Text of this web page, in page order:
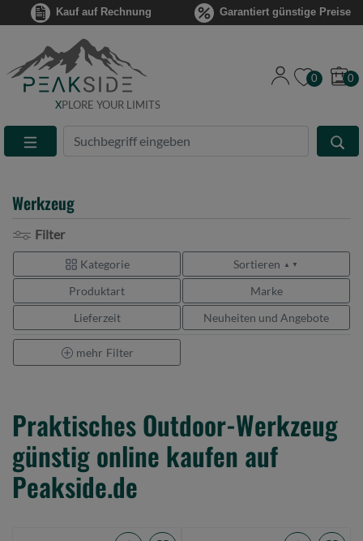
Kauf auf Rechnung Garantiert günstige Preise
XPLORE YOUR LIMITS
Suche
Eingabefeld
0 0
Werkzeug
Filter
Kategorie Sortieren ▲ ▼
Produktart
Marke
Lieferzeit
Neuheiten und Angebote
mehr Filter
Praktisches Outdoor-Werkzeug
günstig online kaufen auf
Peakside.de